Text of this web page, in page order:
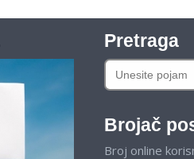
Pretraga
Brojač
Broj online